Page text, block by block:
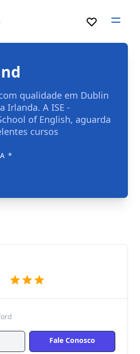
Open
qualidade em Dublin
Irlanda. A ISE -
of English, aguarda
cursos
*
Fale Conosco